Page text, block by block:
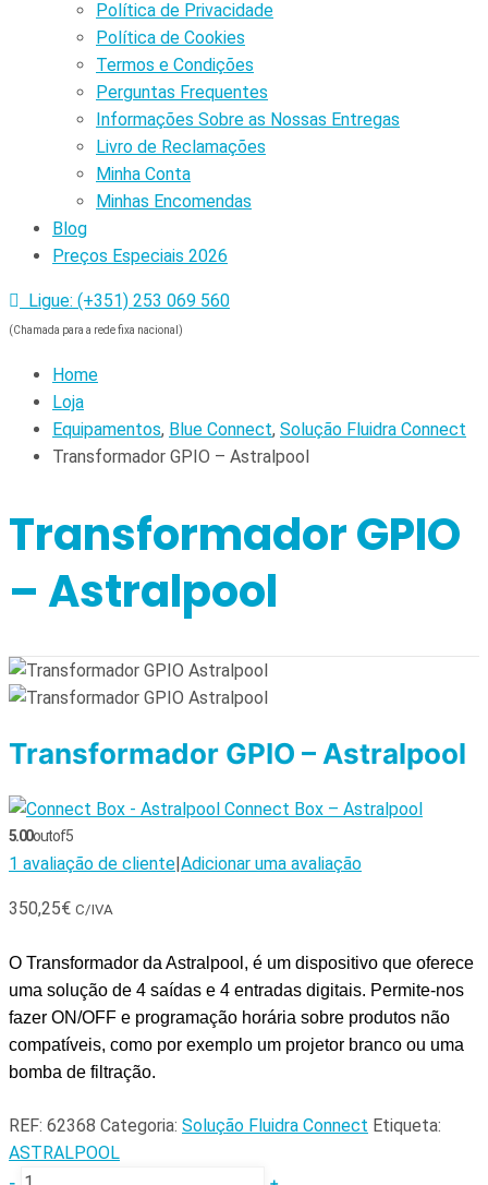
Política de Privacidade
Política de Cookies
Termos e Condições
Perguntas Frequentes
Informações Sobre as Nossas Entregas
Livro de Reclamações
Minha Conta
Minhas Encomendas
Blog
Preços Especiais 2026
Ligue: (+351) 253 069 560
(Chamada para a rede fixa nacional)
Home
Loja
Equipamentos, Blue Connect, Solução Fluidra Connect
Transformador GPIO – Astralpool
Transformador GPIO
– Astralpool
Transformador GPIO – Astralpool
Connect Box – Astralpool
5.00out of 5
1 avaliação de cliente|Adicionar uma avaliação
350,25€ C/IVA
O Transformador da Astralpool, é um dispositivo que oferece
uma solução de 4 saídas e 4 entradas digitais. Permite-nos
fazer ON/OFF e programação horária sobre produtos não
compatíveis, como por exemplo um projetor branco ou uma
bomba de filtração.
REF: 62368 Categoria: Solução Fluidra Connect Etiqueta:
ASTRALPOOL